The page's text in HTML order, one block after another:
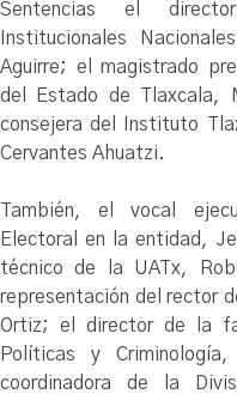
Sentencias el
Institucionales
Aguirre; el magistrado
del Estado de Tlaxcala,
consejera del Instituto
Cervantes Ahuatzi.
También, el vocal
Electoral en la entidad,
técnico de la UATx,
representación del rector
Ortiz; el director de la
Políticas y
coordinadora de la